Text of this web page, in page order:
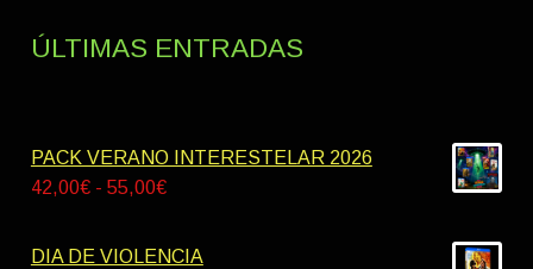
ÚLTIMAS ENTRADAS
PACK VERANO INTERESTELAR 2026
42,00€ - 55,00€Rango
precios:
DIA DE VIOLENCIA